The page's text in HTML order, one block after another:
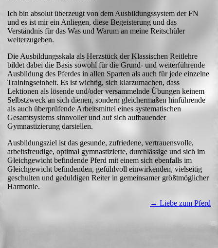
Ich bin absolut überzeugt von dem Ausbildungssystem der FN
und es ist mir ein Anliegen, diese Begeisterung und das
Verständnis für das Was und Warum an meine Reitschüler
weiterzugeben.
Die Ausbildungsskala als Herzstück der Klassischen Reitlehre
bildet dabei die Basis sowohl für die Grund- und weiterführende
Ausbildung des Pferdes in allen Sparten als auch für jede einzelne
Trainingseinheit. Es ist wichtig, sich klarzumachen, dass
Lektionen als lösende und/oder versammelnde Übungen keinem
Selbstzweck an sich dienen, sondern gleichermaßen hinführende
als auch überprüfende Arbeitsmittel eines systematischen
Gesamtsystems sinnvoller und auf sich aufbauender
Gymnastizierung darstellen.
Ausbildungsziel ist das gesunde, zufriedene, vertrauensvolle,
arbeitsfreudige, optimal gymnastizierte, durchlässige und sich im
Gleichgewicht befindende Pferd mit einem sich ebenfalls im
Gleichgewicht befindenden, gefühlvoll einwirkenden, vielseitig
geschulten und geduldigen Reiter in gemeinsamer größtmöglicher
Harmonie.
→ Liebe zum Pferd